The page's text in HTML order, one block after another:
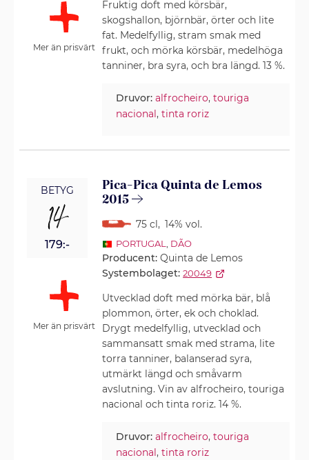
Mer än prisvärt
Fruktig doft med körsbär,
skogshallon, björnbär, örter och lite
fat. Medelfyllig, stram smak med
frukt, och mörka körsbär, medelhöga
tanniner, bra syra, och bra längd. 13 %.
Druvor: alfrocheiro,touriga
nacional,tinta roriz
BETYG
14
179:-
Mer än prisvärt
Pica-Pica Quinta de Lemos
2015
75 cl, 14% vol.
PORTUGAL DÃO
Producent:Quinta de Lemos
Systembolaget: 20049
Utvecklad doft med mörka bär, blå
plommon, örter, ek och choklad.
Drygt medelfyllig, utvecklad och
sammansatt smak med strama, lite
torra tanniner, balanserad syra,
utmärkt längd och småvarm
avslutning. Vin av alfrocheiro, touriga
nacional och tinta roriz. 14 %.
Druvor: alfrocheiro,touriga
nacional,tinta roriz